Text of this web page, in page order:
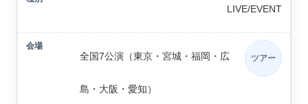
LIVE/EVENT
全国7公演（東京・宮城・福岡・広
島・大阪・愛知）
ツアー